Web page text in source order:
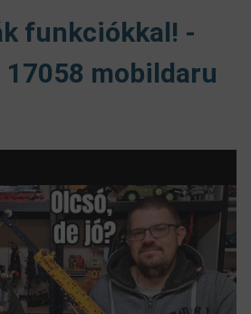
funkciókkal! -
mobildaru